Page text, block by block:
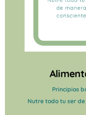
Principios
Nutre todo tu ser